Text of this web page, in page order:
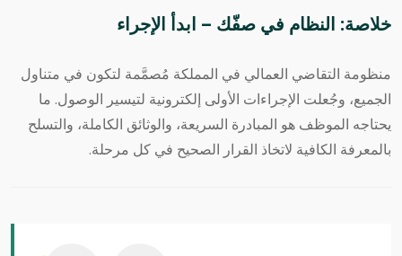
خلاصة: النظام في صفّك — ابدأ الإجراء
منظومة التقاضي العمالي في المملكة مُصمَّمة لتكون في متناول
الجميع، وجُعلت الإجراءات الأولى إلكترونية لتيسير الوصول. ما
يحتاجه الموظف هو المبادرة السريعة، والوثائق الكاملة، والتسلح
بالمعرفة الكافية لاتخاذ القرار الصحيح في كل مرحلة.